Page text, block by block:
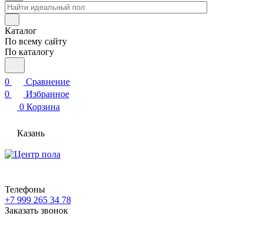
Каталог
По всему сайту
По каталогу
0
Сравнение
0
Избранное
0 Корзина
Казань
Телефоны
+7 999 265 34 78
Заказать звонок